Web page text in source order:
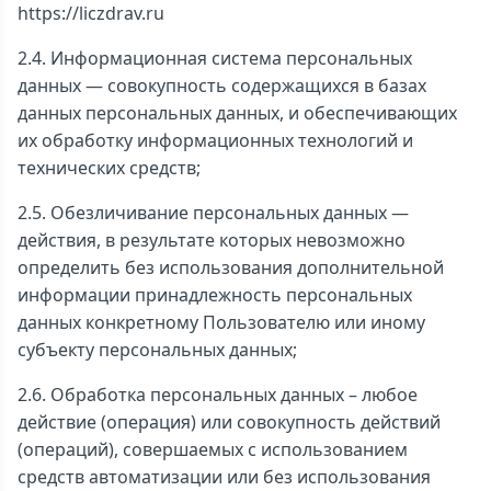
https://liczdrav.ru
2.4. Информационная система персональных
данных — совокупность содержащихся в базах
данных персональных данных, и обеспечивающих
их обработку информационных технологий и
технических средств;
2.5. Обезличивание персональных данных —
действия, в результате которых невозможно
определить без использования дополнительной
информации принадлежность персональных
данных конкретному Пользователю или иному
субъекту персональных данных;
2.6. Обработка персональных данных – любое
действие (операция) или совокупность действий
(операций), совершаемых с использованием
средств автоматизации или без использования